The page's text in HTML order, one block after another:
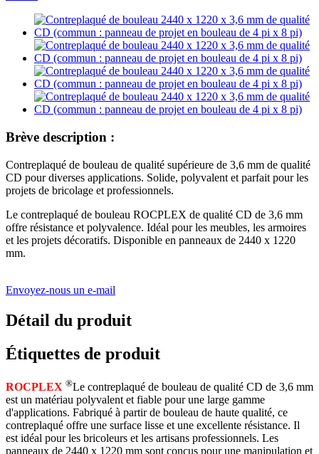
Brève description :
Contreplaqué de bouleau de qualité supérieure de 3,6 mm de qualité
CD pour diverses applications. Solide, polyvalent et parfait pour les
projets de bricolage et professionnels.
Le contreplaqué de bouleau ROCPLEX de qualité CD de 3,6 mm
offre résistance et polyvalence. Idéal pour les meubles, les armoires
et les projets décoratifs. Disponible en panneaux de 2440 x 1220
mm.
Envoyez-nous un e-mail
Détail du produit
Étiquettes de produit
ROCPLEX ®Le contreplaqué de bouleau de qualité CD de 3,6 mm
est un matériau polyvalent et fiable pour une large gamme
d'applications. Fabriqué à partir de bouleau de haute qualité, ce
contreplaqué offre une surface lisse et une excellente résistance. Il
est idéal pour les bricoleurs et les artisans professionnels. Les
panneaux de 2440 x 1220 mm sont conçus pour une manipulation et